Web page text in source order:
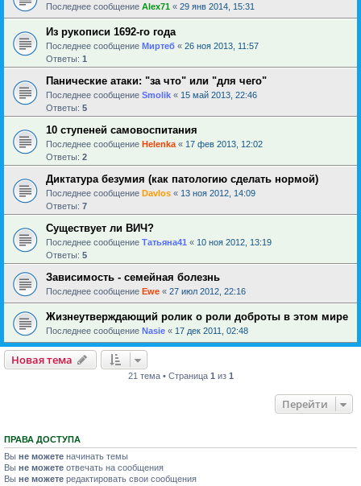
Последнее сообщение Alex71 « 29 янв 2014, 15:31
Из рукописи 1692-го года
Последнее сообщение Миртеб « 26 ноя 2013, 11:57
Ответы: 1
Панические атаки: "за что" или "для чего"
Последнее сообщение Smolik « 15 май 2013, 22:46
Ответы: 5
10 ступеней самовоспитания
Последнее сообщение Helenka « 17 фев 2013, 12:02
Ответы: 2
Диктатура безумия (как патологию сделать нормой)
Последнее сообщение Davlos « 13 ноя 2012, 14:09
Ответы: 7
Существует ли ВИЧ?
Последнее сообщение Татьяна41 « 10 ноя 2012, 13:19
Ответы: 5
Зависимость - семейная болезнь
Последнее сообщение Ewe « 27 июл 2012, 22:16
Жизнеутверждающий ролик о роли доброты в этом мире
Последнее сообщение Nasie « 17 дек 2011, 02:48
Новая тема
21 тема • Страница 1 из 1
Перейти
ПРАВА ДОСТУПА
Вы не можете начинать темы
Вы не можете отвечать на сообщения
Вы не можете редактировать свои сообщения